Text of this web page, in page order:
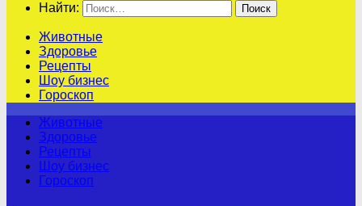
Найти:
Животные
Здоровье
Рецепты
Шоу бизнес
Гороскоп
Животные
Здоровье
Рецепты
Шоу бизнес
Гороскоп